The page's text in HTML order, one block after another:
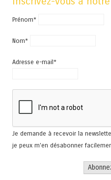
Prénom*
Nom*
Adresse e-mail*
Je demande à recevoir la
je peux m'en désabonner